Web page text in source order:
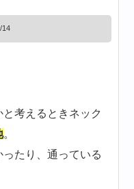
14
考えるときネック
。
たり、通っている